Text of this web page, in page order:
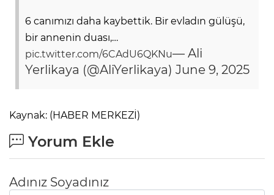
6 canımızı daha kaybettik. Bir evladın gülüşü,
bir annenin duası,…
pic.twitter.com/6CAdU6QKNu— Ali
Yerlikaya (@AliYerlikaya) June 9, 2025
Kaynak: (HABER MERKEZİ)
Yorum Ekle
Adınız Soyadınız